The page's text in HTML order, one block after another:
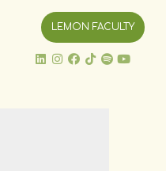
LEMON FACULTY